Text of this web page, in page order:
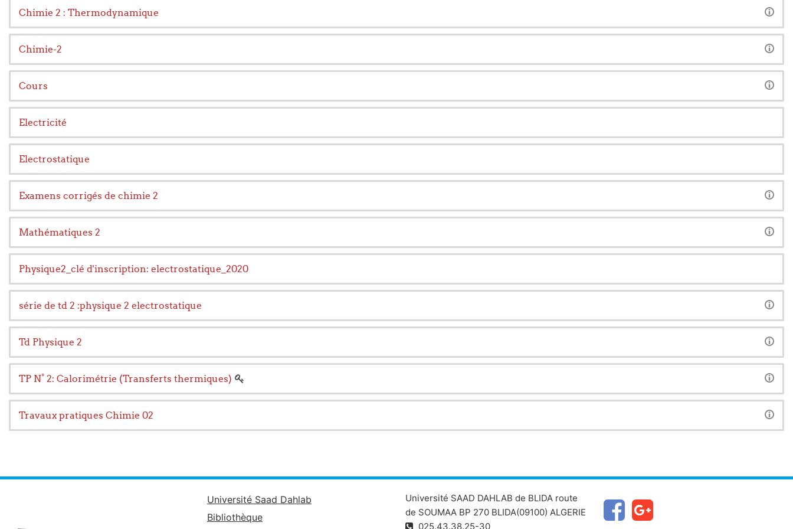
Chimie 2 : Thermodynamique
Chimie-2
Cours
Electricité
Electrostatique
Examens corrigés de chimie 2
Mathématiques 2
Physique2_clé d'inscription: electrostatique_2020
série de td 2 :physique 2 electrostatique
Td Physique 2
TP N° 2: Calorimétrie (Transferts thermiques)
Travaux pratiques Chimie 02
Université Saad Dahlab
Bibliothèque
Université SAAD DAHLAB de BLIDA route
de SOUMAA BP 270 BLIDA(09100) ALGERIE
025.43.38.25-30